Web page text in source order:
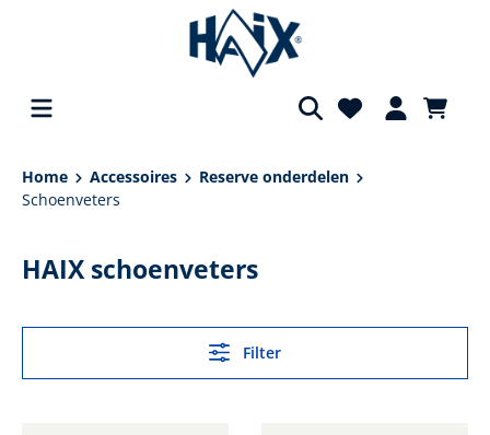
Home Accessoires
Reserve onderdelen
Schoenveters
HAIX schoenveters
Filter